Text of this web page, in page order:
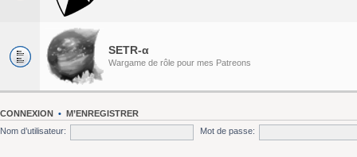
SETR-α
Wargame de rôle pour mes Patreons
CONNEXION • M’ENREGISTRER
Nom d’utilisateur:
Mot de passe: